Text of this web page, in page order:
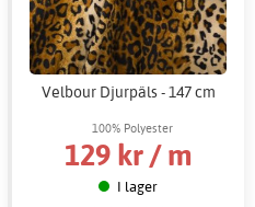
Velbour Djurpäls - 147 cm
100% Polyester
129 kr / m
I lager